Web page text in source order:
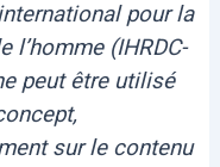
pour la
(IHRDC-
peut être utilisé
sur le contenu